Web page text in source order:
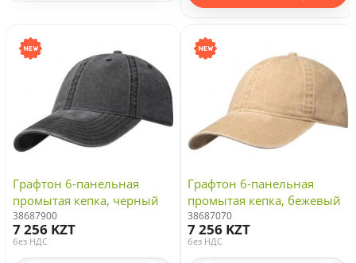
Графтон 6-панельная
промытая кепка, черный
38687900
7 256 KZT
без НДС
Графтон 6-панельная
промытая кепка, бежевый
38687070
7 256 KZT
без НДС